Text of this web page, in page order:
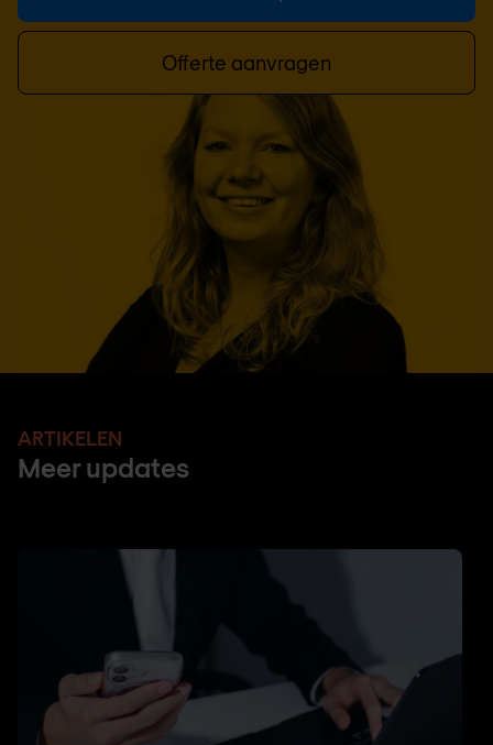
Offerte aanvragen
ARTIKELEN
Meer updates